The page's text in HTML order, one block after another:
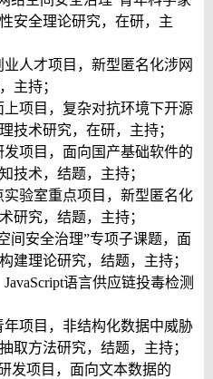
安全理论研究，在研，主
人才项目， 新型匿名化涉网
主持；
项目， 复杂对抗环境下开源
技术研究，在研，主持；
项目， 面向国产基础软件的
技术，结题，主持；
验室重点项目， 新型匿名化
研究，结题，主持；
间安全治理”专项子课题， 面
建理论研究，结题，主持；
JavaScript语言供应链投毒检测
项目， 非结构化数据中威胁
取方法研究，结题，主持；
发项目， 面向文本数据的